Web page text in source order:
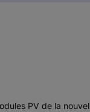
PV de la